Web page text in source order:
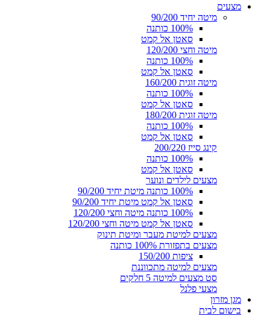
מצעים
מיטה יחיד 90/200
100% כותנה
סאטן אל קמט
מיטה וחצי 120/200
100% כותנה
סאטן אל קמט
מיטה זוגית 160/200
100% כותנה
סאטן אל קמט
מיטה זוגית 180/200
100% כותנה
סאטן אל קמט
קינג סייז 200/220
100% כותנה
סאטן אל קמט
מצעים לילדים ונוער
100% כותנה מיטת יחיד 90/200
סאטן אל קמט מיטת יחיד 90/200
100% כותנה מיטה וחצי 120/200
סאטן אל קמט מיטה וחצי 120/200
מצעים למיטת מעבר ומיטת תינוק
מצעים בתפזורת 100% כותנה
ציפות 150/200
מצעים למיטה מתכווננת
סט מצעים למיטה 5 חלקים
מצעי פלנל
מגן מזרון
בישום לבית